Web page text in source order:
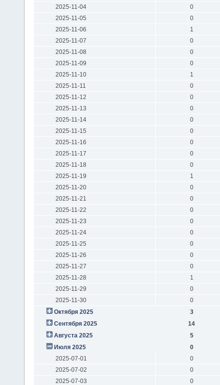
2025-11-04
0
2025-11-05
0
2025-11-06
1
2025-11-07
0
2025-11-08
0
2025-11-09
0
2025-11-10
1
2025-11-11
0
2025-11-12
0
2025-11-13
0
2025-11-14
0
2025-11-15
0
2025-11-16
0
2025-11-17
0
2025-11-18
0
2025-11-19
1
2025-11-20
0
2025-11-21
0
2025-11-22
0
2025-11-23
0
2025-11-24
0
2025-11-25
0
2025-11-26
0
2025-11-27
0
2025-11-28
1
2025-11-29
0
2025-11-30
0
Октября 2025
3
Сентября 2025
14
Августа 2025
5
Июля 2025
0
2025-07-01
0
2025-07-02
0
2025-07-03
0